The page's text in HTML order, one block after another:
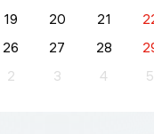
19 20 21
26 27 28
2 3 4 5